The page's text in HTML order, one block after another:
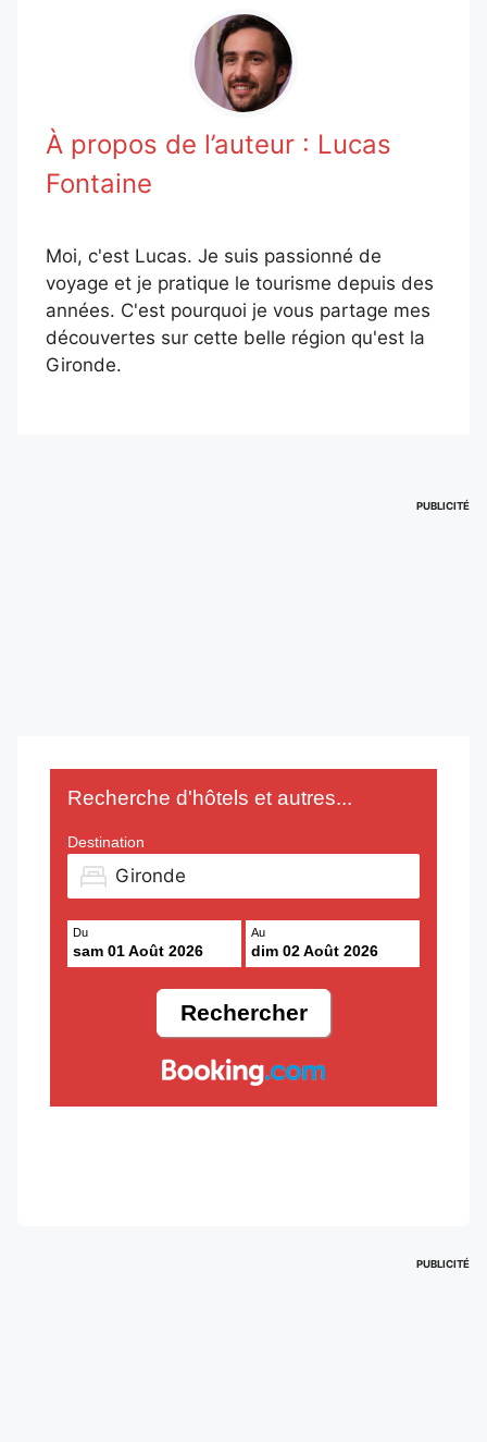
À propos de l’auteur : Lucas
Fontaine
Moi, c'est Lucas. Je suis passionné de
voyage et je pratique le tourisme depuis des
années. C'est pourquoi je vous partage mes
découvertes sur cette belle région qu'est la
Gironde.
PUBLICITÉ
Recherche d'hôtels et autres...
Destination
Du
sam 01 Août 2026
Au
dim 02 Août 2026
PUBLICITÉ